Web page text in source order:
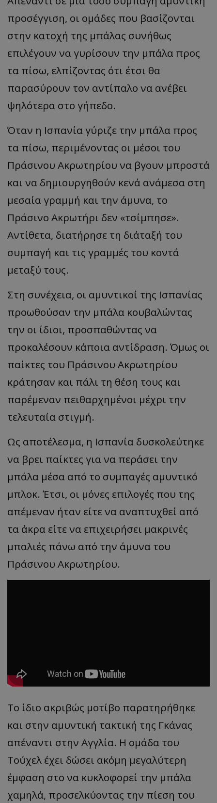
προσέγγιση, οι ομάδες που βασίζονται
στην κατοχή της μπάλας συνήθως
επιλέγουν να γυρίσουν την μπάλα προς
τα πίσω, ελπίζοντας ότι έτσι θα
παρασύρουν τον αντίπαλο να ανέβει
ψηλότερα στο γήπεδο.
Όταν η Ισπανία γύριζε την μπάλα προς
τα πίσω, περιμένοντας οι μέσοι του
Πράσινου Ακρωτηρίου να βγουν μπροστά
και να δημιουργηθούν κενά ανάμεσα στη
μεσαία γραμμή και την άμυνα, το
Πράσινο Ακρωτήρι δεν «τσίμπησε».
Αντίθετα, διατήρησε τη διάταξή του
συμπαγή και τις γραμμές του κοντά
μεταξύ τους.
Στη συνέχεια, οι αμυντικοί της Ισπανίας
προωθούσαν την μπάλα κουβαλώντας
την οι ίδιοι, προσπαθώντας να
προκαλέσουν κάποια αντίδραση. Όμως οι
παίκτες του Πράσινου Ακρωτηρίου
κράτησαν και πάλι τη θέση τους και
παρέμεναν πειθαρχημένοι μέχρι την
τελευταία στιγμή.
Ως αποτέλεσμα, η Ισπανία δυσκολεύτηκε
να βρει παίκτες για να περάσει την
μπάλα μέσα από το συμπαγές αμυντικό
μπλοκ. Έτσι, οι μόνες επιλογές που της
απέμεναν ήταν είτε να αναπτυχθεί από
τα άκρα είτε να επιχειρήσει μακρινές
μπαλιές πάνω από την άμυνα του
Πράσινου Ακρωτηρίου.
Το ίδιο ακριβώς μοτίβο παρατηρήθηκε
και στην αμυντική τακτική της Γκάνας
απέναντι στην Αγγλία. Η ομάδα του
Τούχελ έχει δώσει ακόμη μεγαλύτερη
έμφαση στο να κυκλοφορεί την μπάλα
χαμηλά, προσελκύοντας την πίεση του